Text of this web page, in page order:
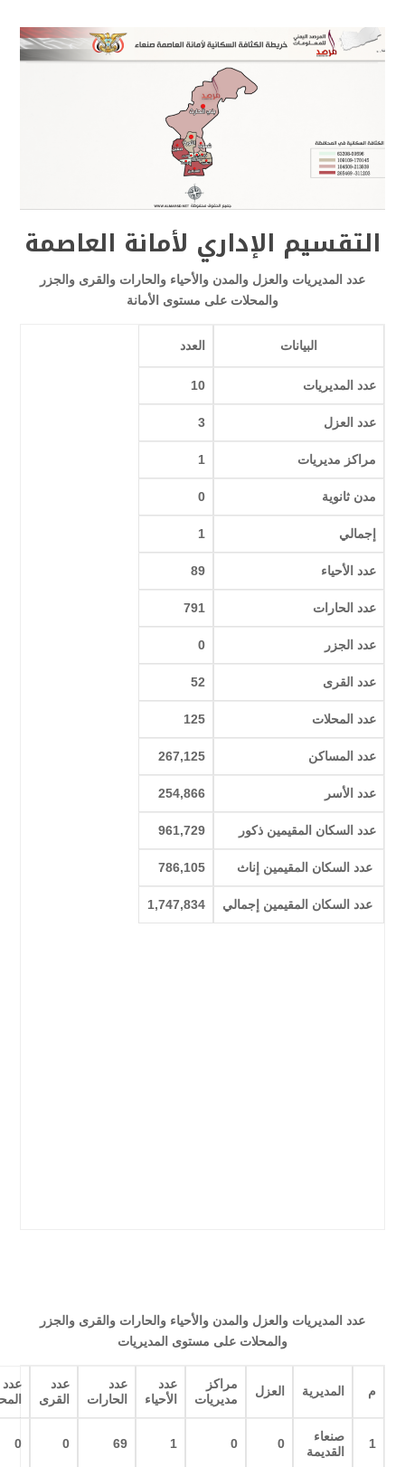
التقسيم الإداري لأمانة العاصمة
عدد المديريات والعزل والمدن والأحياء والحارات والقرى والجزر
والمحلات على مستوى الأمانة
البيانات العدد
عدد المديريات 10
عدد العزل 3
مراكز مديريات 1
مدن ثانوية 0
إجمالي 1
عدد الأحياء 89
عدد الحارات 791
عدد الجزر 0
عدد القرى 52
عدد المحلات 125
عدد المساكن 267,125
عدد الأسر 254,866
عدد السكان المقيمين ذكور 961,729
عدد السكان المقيمين إناث 786,105
عدد السكان المقيمين إجمالي 1,747,834
عدد المديريات والعزل والمدن والأحياء والحارات والقرى والجزر
والمحلات على مستوى المديريات
م المديرية العزل
مراكز
مديريات
عدد
الأحياء
عدد
الحارات
عدد
القرى
عدد
1
صنعاء
القديمة
0
0
1
69
0
0